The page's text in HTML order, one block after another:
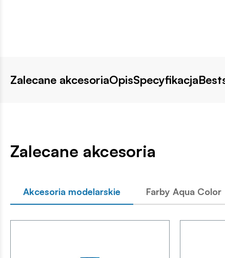
Zalecane akcesoriaOpisSpecyfikacja
Zalecane akcesoria
Akcesoria modelarskie Farby Aqua Color